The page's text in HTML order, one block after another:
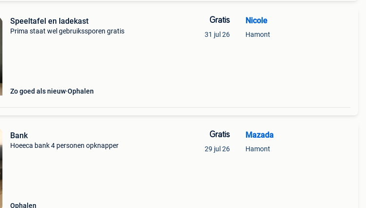
Speeltafel en ladekast
Prima staat wel gebruikssporen gratis
Zo goed als nieuw Ophalen
Gratis
31 jul 26
Nicole
Hamont
Bank
Hoeeca bank 4 personen opknapper
Ophalen
Gratis
29 jul 26
Mazada
Hamont